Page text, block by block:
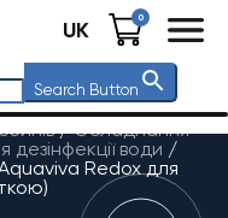
UK 0
Search Button
/Обладнання
дезінфекції води /
Redox для